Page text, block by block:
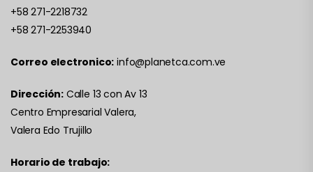
+58 271-2218732
+58 271-2253940
Correo electronico: info@planetca.com.ve
Dirección: Calle 13 con Av 13
Centro Empresarial Valera,
Valera Edo Trujillo
Horario de trabajo: